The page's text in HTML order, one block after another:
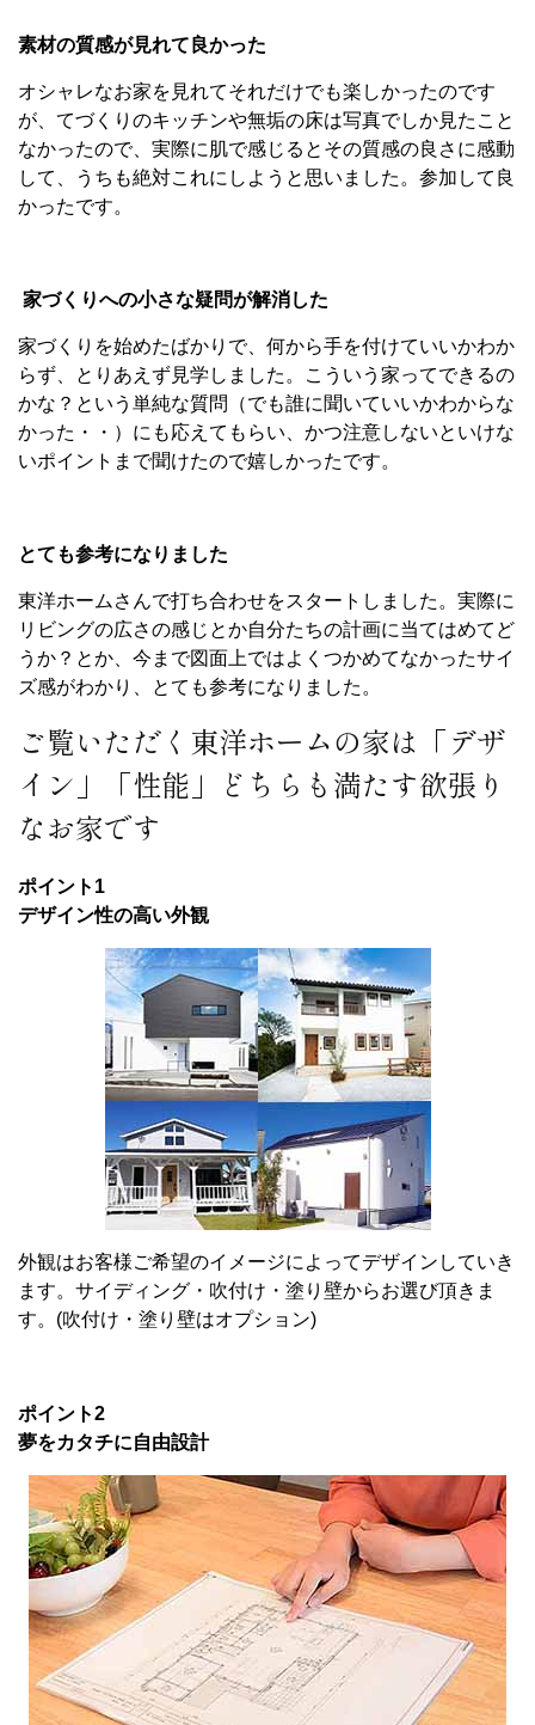
素材の質感が見れて良かった
オシャレなお家を見れてそれだけでも楽しかったのです
が、てづくりのキッチンや無垢の床は写真でしか見たこと
なかったので、実際に肌で感じるとその質感の良さに感動
して、うちも絶対これにしようと思いました。参加して良
かったです。
家づくりへの小さな疑問が解消した
家づくりを始めたばかりで、何から手を付けていいかわか
らず、とりあえず見学しました。こういう家ってできるの
かな？という単純な質問（でも誰に聞いていいかわからな
かった・・）にも応えてもらい、かつ注意しないといけな
いポイントまで聞けたので嬉しかったです。
とても参考になりました
東洋ホームさんで打ち合わせをスタートしました。実際に
リビングの広さの感じとか自分たちの計画に当てはめてど
うか？とか、今まで図面上ではよくつかめてなかったサイ
ズ感がわかり、とても参考になりました。
ご覧いただく東洋ホームの家は「デザ
イン」「性能」どちらも満たす欲張り
なお家です
ポイント1
デザイン性の高い外観
外観はお客様ご希望のイメージによってデザインしていき
ます。サイディング・吹付け・塗り壁からお選び頂きま
す。(吹付け・塗り壁はオプション)
ポイント2
夢をカタチに自由設計